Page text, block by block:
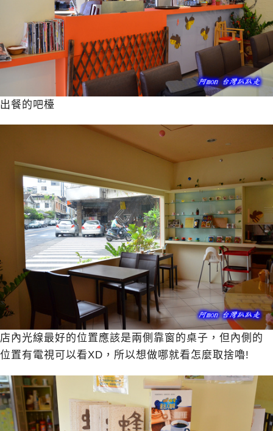
出餐的吧檯
店內光線最好的位置應該是兩側靠窗的桌子，但內側的
位置有電視可以看XD，所以想做哪就看怎麼取捨嚕!